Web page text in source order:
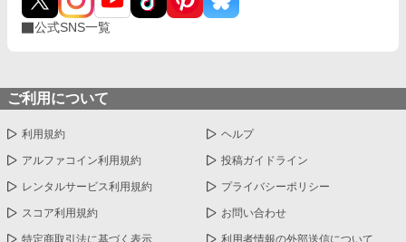
公式SNS一覧
ご利用について
利用規約 ヘルプ
アルファコイン利用規約 投稿ガイドライン
レンタルサービス利用規約 プライバシーポリシー
スコア利用規約 お問い合わせ
特定商取引法に基づく表示 利用者情報の外部送信について